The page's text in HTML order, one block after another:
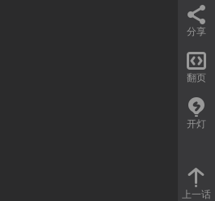
分享

翻页
开灯
上一话